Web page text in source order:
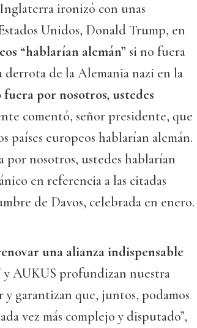
ironizó con unas
Unidos, Donald Trump, en
“hablarían alemán” si no fuera
de la Alemania nazi en la
fuera por nosotros, ustedes
comentó, señor presidente, que
países europeos hablarían alemán.
por nosotros, ustedes hablarían
en referencia a las citadas
de Davos, celebrada en enero.
una alianza indispensable
y AUKUS profundizan nuestra
garantizan que, juntos, podamos
vez más complejo y disputado”,